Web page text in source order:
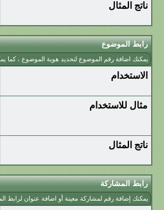
ناتج المثال
رابط الموضوع
يمكنك اضافة رقم الموضوع لتحديد هوية الموضوع ، كما
الاستخدام
مثال للاستخدام
ناتج المثال
رابط المشاركة
يمكنك إضافة رقم لمشاركة معينة أو اضافة عنوان لرابط